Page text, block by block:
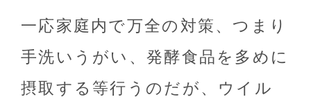
一応家庭内で万全の対策、つまり
手洗いうがい、発酵食品を多めに
摂取する等行うのだが、ウイル